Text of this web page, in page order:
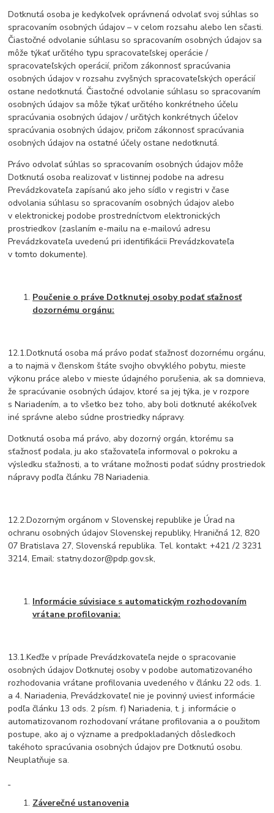
Dotknutá osoba je kedykoľvek oprávnená odvolať svoj súhlas so
spracovaním osobných údajov – v celom rozsahu alebo len sčasti.
Čiastočné odvolanie súhlasu so spracovaním osobných údajov sa
môže týkať určitého typu spracovateľskej operácie /
spracovateľských operácií, pričom zákonnosť spracúvania
osobných údajov v rozsahu zvyšných spracovateľských operácií
ostane nedotknutá. Čiastočné odvolanie súhlasu so spracovaním
osobných údajov sa môže týkať určitého konkrétneho účelu
spracúvania osobných údajov / určitých konkrétnych účelov
spracúvania osobných údajov, pričom zákonnosť spracúvania
osobných údajov na ostatné účely ostane nedotknutá.
Právo odvolať súhlas so spracovaním osobných údajov môže
Dotknutá osoba realizovať v listinnej podobe na adresu
Prevádzkovateľa zapísanú ako jeho sídlo v registri v čase
odvolania súhlasu so spracovaním osobných údajov alebo
v elektronickej podobe prostredníctvom elektronických
prostriedkov (zaslaním e-mailu na e-mailovú adresu
Prevádzkovateľa uvedenú pri identifikácii Prevádzkovateľa
v tomto dokumente).
Poučenie o práve Dotknutej osoby podať sťažnosť
dozornému orgánu:
12.1.Dotknutá osoba má právo podať sťažnosť dozornému orgánu,
a to najmä v členskom štáte svojho obvyklého pobytu, mieste
výkonu práce alebo v mieste údajného porušenia, ak sa domnieva,
že spracúvanie osobných údajov, ktoré sa jej týka, je v rozpore
s Nariadením, a to všetko bez toho, aby boli dotknuté akékoľvek
iné správne alebo súdne prostriedky nápravy.
Dotknutá osoba má právo, aby dozorný orgán, ktorému sa
sťažnosť podala, ju ako sťažovateľa informoval o pokroku a
výsledku sťažnosti, a to vrátane možnosti podať súdny prostriedok
nápravy podľa článku 78 Nariadenia.
12.2.Dozorným orgánom v Slovenskej republike je Úrad na
ochranu osobných údajov Slovenskej republiky, Hraničná 12, 820
07 Bratislava 27, Slovenská republika. Tel. kontakt: +421 /2 3231
3214, Email: statny.dozor@pdp.gov.sk,
Informácie súvisiace s automatickým rozhodovaním
vrátane profilovania:
13.1.Keďže v prípade Prevádzkovateľa nejde o spracovanie
osobných údajov Dotknutej osoby v podobe automatizovaného
rozhodovania vrátane profilovania uvedeného v článku 22 ods. 1.
a 4. Nariadenia, Prevádzkovateľ nie je povinný uviesť informácie
podľa článku 13 ods. 2 písm. f) Nariadenia, t. j. informácie o
automatizovanom rozhodovaní vrátane profilovania a o použitom
postupe, ako aj o význame a predpokladaných dôsledkoch
takéhoto spracúvania osobných údajov pre Dotknutú osobu.
Neuplatňuje sa.
Záverečné ustanovenia